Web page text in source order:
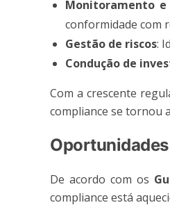
Monitoramento
conformidade com
Gestão de riscos:
Condução de
Com a crescente
compliance se tornou
De acordo com os
compliance está